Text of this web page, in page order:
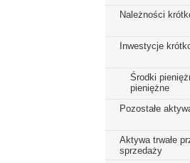
Należności
Inwestycje
Środki
pieniężne
Pozostałe
Aktywa trwałe
sprzedaży